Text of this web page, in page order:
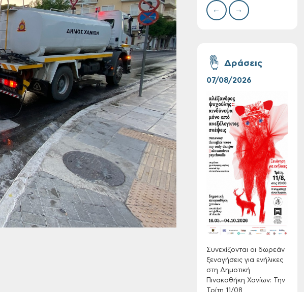
για αύριο Σάββατο 8
Αυγούστου 2026
Συνεχίζονται οι
δωρεάν ξεναγήσεις
για ενήλικες στη
Δημοτική
Πινακοθήκη Χανίων:
Την Τρίτη 11/08
← →
Δράσεις
07/08/2026
Συνεχίζονται οι δωρεάν
ξεναγήσεις για ενήλικες
στη Δημοτική
Πινακοθήκη Χανίων: Την